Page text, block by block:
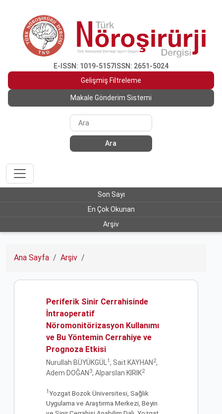
E-ISSN: 1019-5157 ISSN: 2651-5024
Gelişmiş Filtreleme
Makale Gönderim Sistemi
Ara
Son Sayı
En Çok Okunan
Arşiv
Ana Sayfa Arşiv
Periferik Sinir Cerrahisinde
İntraoperatif
Nöromonitörizasyon Kullanımı
ve Bu Yöntemin Cerrahiye ve
Prognoza Etkisi
Nurullah BÜYÜKGÜL1 , Sait KAYHAN 2,
Adem DOĞAN 3, Alparslan KIRIK2
1 Yozgat Bozok Üniversitesi, Sağlık
Uygulama ve Araştırma Merkezi, Beyin